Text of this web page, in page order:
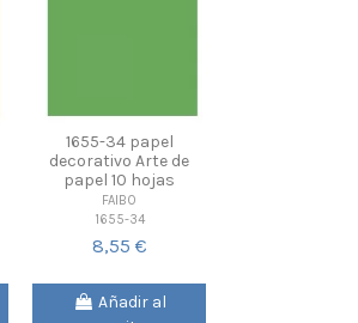
1655-34 papel
decorativo Arte de
papel 10 hojas
FAIBO
1655-34
8,55 €
Añadir al